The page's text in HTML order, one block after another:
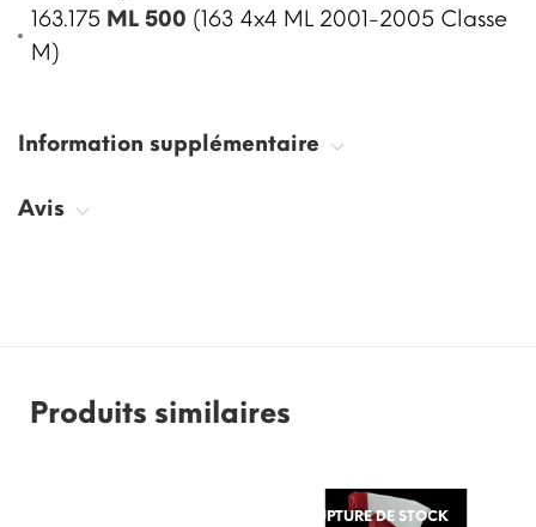
163.175 ML 500 (163 4x4 ML 2001-2005 Classe
M)
Information supplémentaire
Avis
Produits similaires
RUPTURE DE STOCK